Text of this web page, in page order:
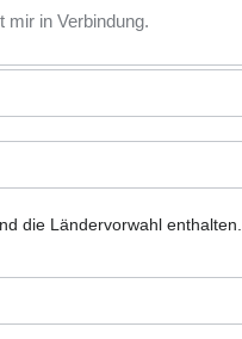
die Ländervorwahl enthalten.